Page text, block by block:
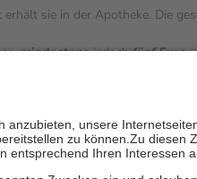
sie in der Apotheke. Die
mindestensjedochfünf Euro
Stellung der Familie zu